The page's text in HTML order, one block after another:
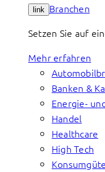
link Branchen
Setzen Sie auf
Mehr erfahren
Banken &
Energie-
Handel
Healthcare
High Tech